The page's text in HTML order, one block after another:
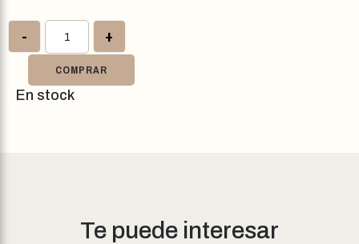
- +
COMPRAR
En stock
Te puede interesar